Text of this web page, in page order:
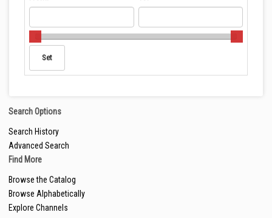
Search Options
Search History
Advanced Search
Find More
Browse the Catalog
Browse Alphabetically
Explore Channels